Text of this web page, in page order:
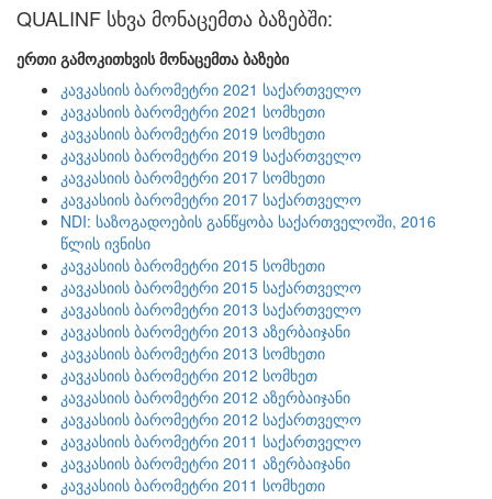
QUALINF სხვა მონაცემთა ბაზებში:
ერთი გამოკითხვის მონაცემთა ბაზები
კავკასიის ბარომეტრი 2021 საქართველო
კავკასიის ბარომეტრი 2021 სომხეთი
კავკასიის ბარომეტრი 2019 სომხეთი
კავკასიის ბარომეტრი 2019 საქართველო
კავკასიის ბარომეტრი 2017 სომხეთი
კავკასიის ბარომეტრი 2017 საქართველო
NDI: საზოგადოების განწყობა საქართველოში, 2016
წლის ივნისი
კავკასიის ბარომეტრი 2015 სომხეთი
კავკასიის ბარომეტრი 2015 საქართველო
კავკასიის ბარომეტრი 2013 საქართველო
კავკასიის ბარომეტრი 2013 აზერბაიჯანი
კავკასიის ბარომეტრი 2013 სომხეთი
კავკასიის ბარომეტრი 2012 სომხეთ
კავკასიის ბარომეტრი 2012 აზერბაიჯანი
კავკასიის ბარომეტრი 2012 საქართველო
კავკასიის ბარომეტრი 2011 საქართველო
კავკასიის ბარომეტრი 2011 აზერბაიჯანი
კავკასიის ბარომეტრი 2011 სომხეთი